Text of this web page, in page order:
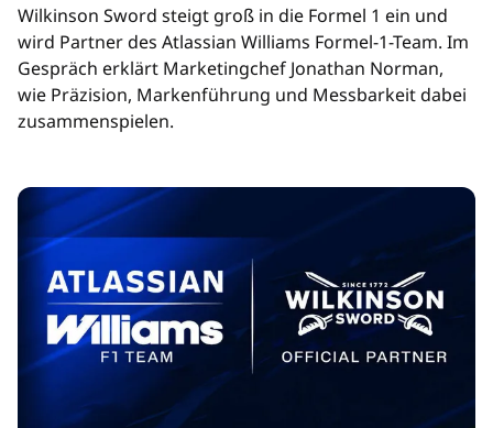
Wilkinson Sword steigt groß in die Formel 1 ein und
wird Partner des Atlassian Williams Formel-1-Team. Im
Gespräch erklärt Marketingchef Jonathan Norman,
wie Präzision, Markenführung und Messbarkeit dabei
zusammenspielen.